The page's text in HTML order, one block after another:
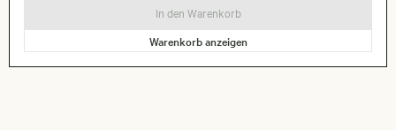
In den Warenkorb
Warenkorb anzeigen